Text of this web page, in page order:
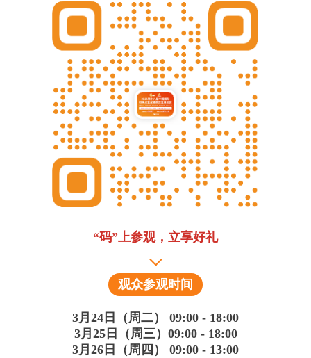
“码”上参观，立享好礼
观众参观时间
3月24日（周二） 09:00 - 18:00
3月25日（周三）09:00 - 18:00
3月26日（周四） 09:00 - 13:00